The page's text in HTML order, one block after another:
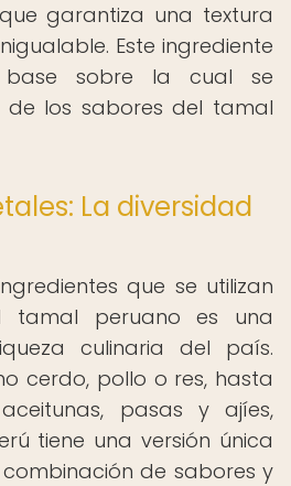
garantiza una textura
Este ingrediente
sobre la cual se
de los sabores del tamal
La diversidad
que se utilizan
tamal peruano es una
culinaria del país.
cerdo, pollo o res, hasta
pasas y ajíes,
tiene una versión única
de sabores y